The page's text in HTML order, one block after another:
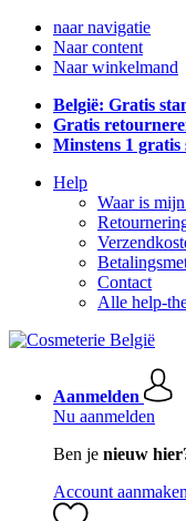
naar navigatie
Naar content
Naar winkelmand
België: Gratis
Gratis
Minstens 1 gratis
Help
Waar is
Contact
Alle help-
Aanmelden
Nu aanmelden
Ben je nieuw
Account aanmaken